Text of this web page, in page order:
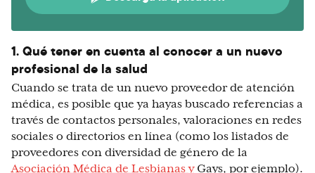
1. Qué tener en cuenta al conocer a un nuevo
profesional de la salud
Cuando se trata de un nuevo proveedor de atención
médica, es posible que ya hayas buscado referencias a
través de contactos personales, valoraciones en redes
sociales o directorios en línea (como los listados de
proveedores con diversidad de género de la
Asociación Médica de Lesbianas yGays, por ejemplo).